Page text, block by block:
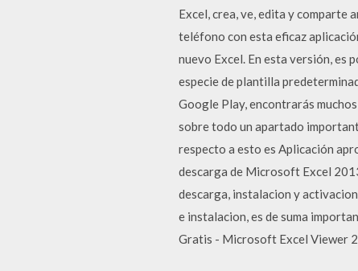
Excel, crea, ve, edita y comparte
teléfono con esta eficaz
nuevo Excel. En esta versión, es
especie de plantilla
Google Play, encontrarás
sobre todo un apartado
respecto a esto es Aplicación
descarga de Microsoft Excel
descarga, instalacion y
e instalacion, es de suma
Gratis - Microsoft Excel Viewer